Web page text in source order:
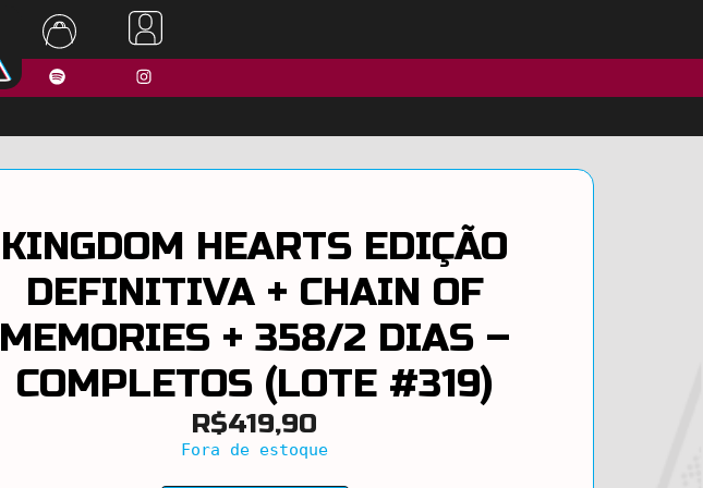
KINGDOM HEARTS EDIÇÃO
DEFINITIVA + CHAIN OF
MEMORIES + 358/2 DIAS –
COMPLETOS (LOTE #319)
R$419,90
Fora de estoque